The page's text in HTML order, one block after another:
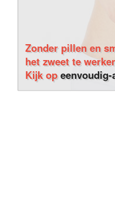
Zonder pillen en
het zweet te
Kijk op